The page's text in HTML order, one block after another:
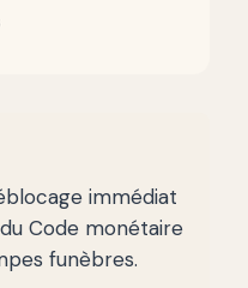
immédiat
Code monétaire
funèbres.